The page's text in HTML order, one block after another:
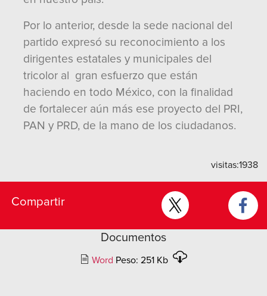
Por lo anterior, desde la sede nacional del
partido expresó su reconocimiento a los
dirigentes estatales y municipales del
tricolor al gran esfuerzo que están
haciendo en todo México, con la finalidad
de fortalecer aún más ese proyecto del PRI,
PAN y PRD, de la mano de los ciudadanos.
visitas:1938
Compartir
Documentos
Word Peso: 251 Kb